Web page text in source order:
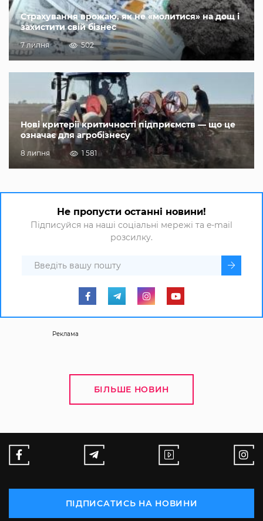
Страхування врожаю, як не «молитися» на дощ і
захистити свій бізнес
7 липня 502
Нові критерії критичності підприємств — що це
означає для агробізнесу
8 липня 1 581
Не пропусти останні новини!
Підписуйся на наші соціальні мережі та e-mail
розсилку.
Реклама
БІЛЬШЕ НОВИН
ПІДПИСАТИСЬ НА НОВИНИ